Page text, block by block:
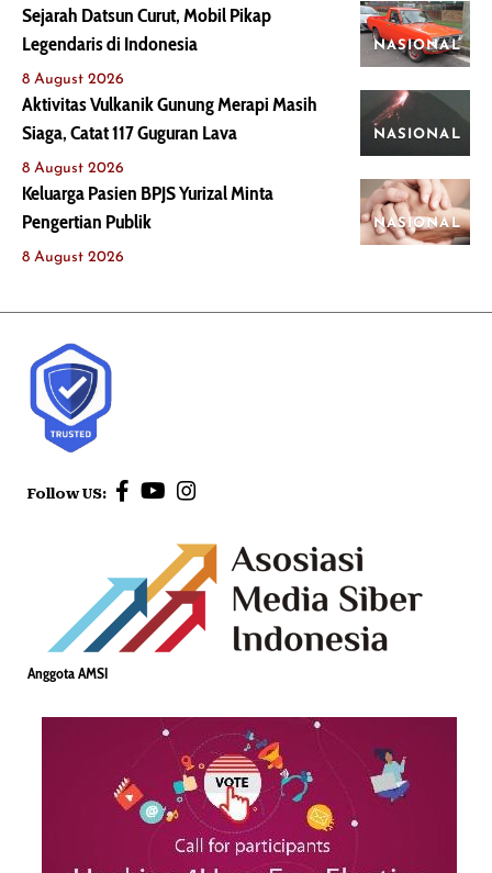
NASIONAL
Sejarah Datsun Curut, Mobil Pikap
Legendaris di Indonesia
8 August 2026
NASIONAL
Aktivitas Vulkanik Gunung Merapi Masih
Siaga, Catat 117 Guguran Lava
8 August 2026
NASIONAL
Keluarga Pasien BPJS Yurizal Minta
Pengertian Publik
8 August 2026
Follow US:
Anggota AMSI